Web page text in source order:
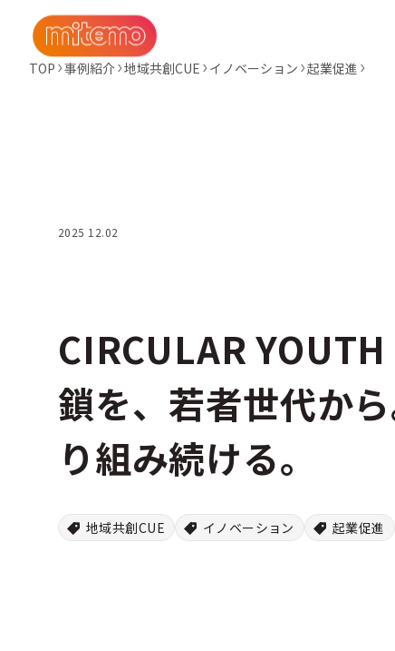
TOP 事例紹介 地域共創CUE イノベーション 起業促進
2025 12.02
CIRCULAR
鎖を、若者世代か
り組み続ける。
地域共創CUE イノベーション 起業促進